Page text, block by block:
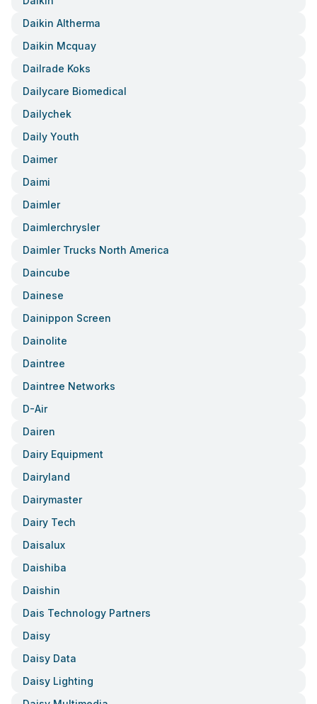
Daikin Altherma
Daikin Mcquay
Dailrade Koks
Dailycare Biomedical
Dailychek
Daily Youth
Daimer
Daimi
Daimler
Daimlerchrysler
Daimler Trucks North America
Daincube
Dainese
Dainippon Screen
Dainolite
Daintree
Daintree Networks
D-Air
Dairen
Dairy Equipment
Dairyland
Dairymaster
Dairy Tech
Daisalux
Daishiba
Daishin
Dais Technology Partners
Daisy
Daisy Data
Daisy Lighting